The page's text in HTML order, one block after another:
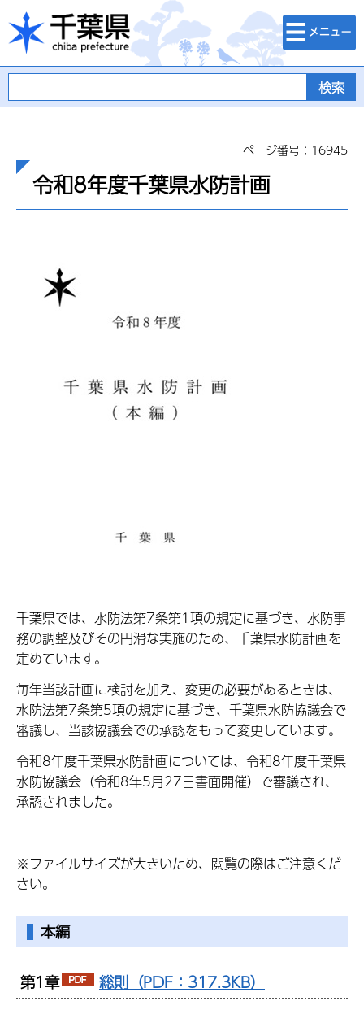
千葉県
検索・メニュ
ー
ページ番号：16945
令和8年度千葉県水防計画
千葉県では、水防法第7条第1項の規定に基づき、水防事
務の調整及びその円滑な実施のため、千葉県水防計画を
定めています。
毎年当該計画に検討を加え、変更の必要があるときは、
水防法第7条第5項の規定に基づき、千葉県水防協議会で
審議し、当該協議会での承認をもって変更しています。
令和8年度千葉県水防計画については、令和8年度千葉県
水防協議会（令和8年5月27日書面開催）で審議され、
承認されました。
※ファイルサイズが大きいため、閲覧の際はご注意くだ
さい。
本編
第1章 総則（PDF：317.3KB）